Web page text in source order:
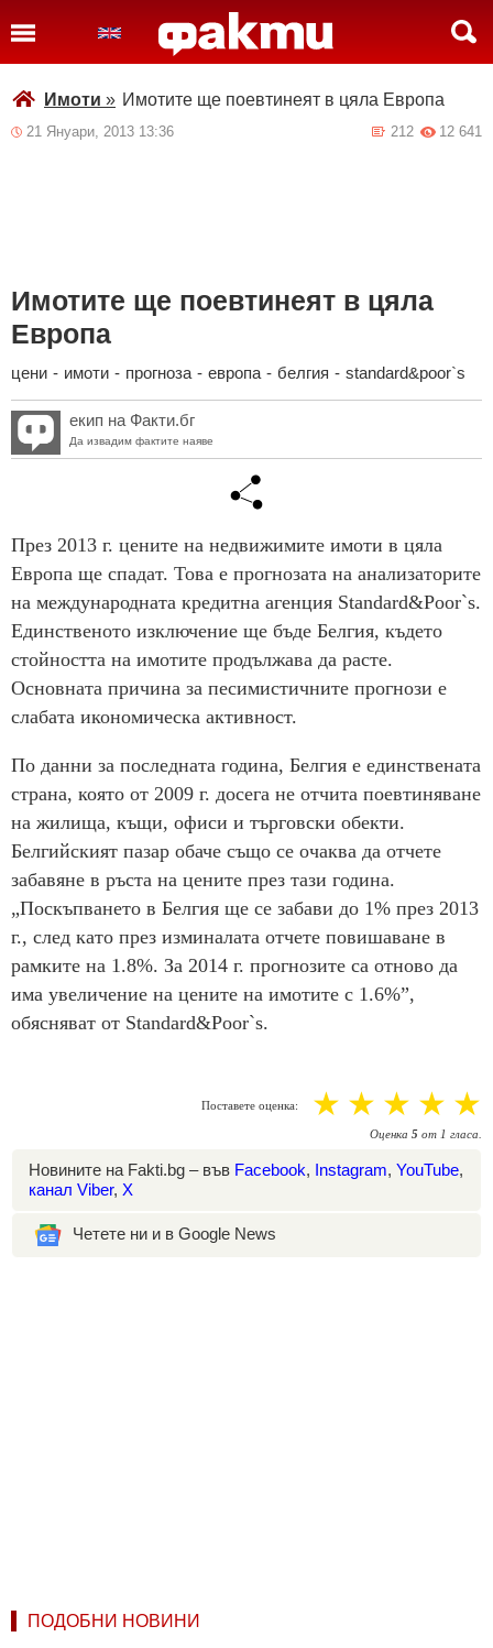
Имоти » Имотите ще поевтинеят в цяла Европа
21 Януари, 2013 13:36 12 641
212
Имотите ще поевтинеят в цяла
Европа
цени - имоти - прогноза - европа - белгия - standard&poor`s
екип на Факти.бг
Да извадим фактите наяве
През 2013 г. цените на недвижимите имоти в цяла
Европа ще спадат. Това е прогнозата на анализаторите
на международната кредитна агенция Standard&Poor`s.
Единственото изключение ще бъде Белгия, където
стойността на имотите продължава да расте.
Основната причина за песимистичните прогнози е
слабата икономическа активност.
По данни за последната година, Белгия е единствената
страна, която от 2009 г. досега не отчита поевтиняване
на жилища, къщи, офиси и търговски обекти.
Белгийският пазар обаче също се очаква да отчете
забавяне в ръста на цените през тази година.
„Поскъпването в Белгия ще се забави до 1% през 2013
г., след като през изминалата отчете повишаване в
рамките на 1.8%. За 2014 г. прогнозите са отново да
има увеличение на цените на имотите с 1.6%”,
обясняват от Standard&Poor`s.
Поставете оценка: ☆
☆
☆
☆
☆
Оценка 5 от 1 гласа.
Новините на Fakti.bg – във Facebook, Instagram, YouTube,
канал Viber, X
Четете ни и в Google News
ПОДОБНИ НОВИНИ